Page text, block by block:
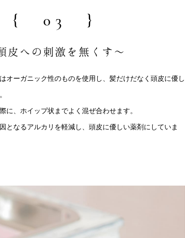
{ 03 }
皮への刺激を無くす～
オーガニック性のものを使用し、髪だけだなく頭皮に優し
に、ホイップ状までよく混ぜ合わせます。
となるアルカリを軽減し、頭皮に優しい薬剤にしていま